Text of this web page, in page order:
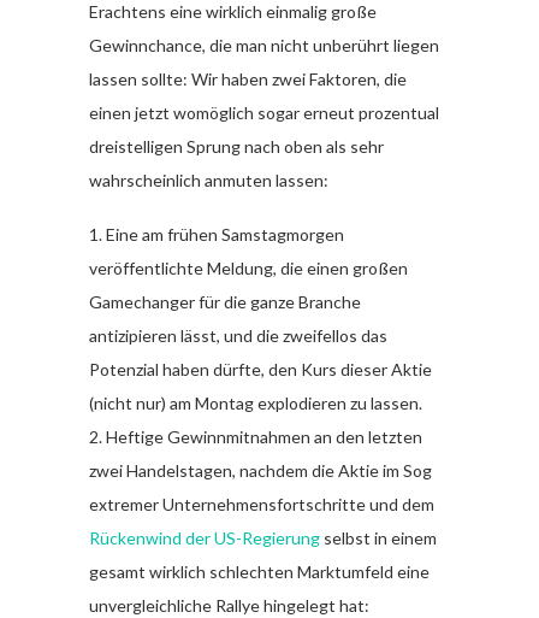
Erachtens eine wirklich einmalig große
Gewinnchance, die man nicht unberührt liegen
lassen sollte: Wir haben zwei Faktoren, die
einen jetzt womöglich sogar erneut prozentual
dreistelligen Sprung nach oben als sehr
wahrscheinlich anmuten lassen:
1. Eine am frühen Samstagmorgen
veröffentlichte Meldung, die einen großen
Gamechanger für die ganze Branche
antizipieren lässt, und die zweifellos das
Potenzial haben dürfte, den Kurs dieser Aktie
(nicht nur) am Montag explodieren zu lassen.
2. Heftige Gewinnmitnahmen an den letzten
zwei Handelstagen, nachdem die Aktie im Sog
extremer Unternehmensfortschritte und dem
Rückenwind der US-Regierung selbst in einem
gesamt wirklich schlechten Marktumfeld eine
unvergleichliche Rallye hingelegt hat: